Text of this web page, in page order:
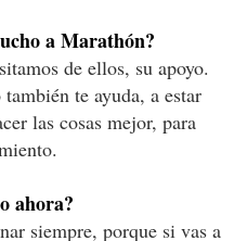
a Marathón?
de ellos, su apoyo.
te ayuda, a estar
las cosas mejor, para
ahora?
siempre, porque si vas a